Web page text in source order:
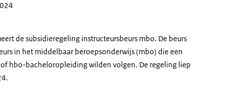
de subsidieregeling instructeursbeurs mbo. De beurs
in het middelbaar beroepsonderwijs (mbo) die een
of hbo-bacheloropleiding wilden volgen. De regeling liep